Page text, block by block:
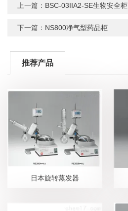
上一篇： BSC-03IIA2-SE生物安全柜
下一篇： NS800净气型药品柜
推荐产品
日本旋转蒸发器